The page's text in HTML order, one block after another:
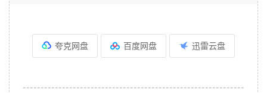
夸克网盘 百度网盘 迅雷云盘
--------------------------------------------------------------